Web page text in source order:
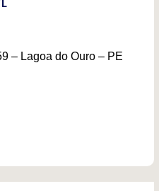
– Lagoa do Ouro – PE